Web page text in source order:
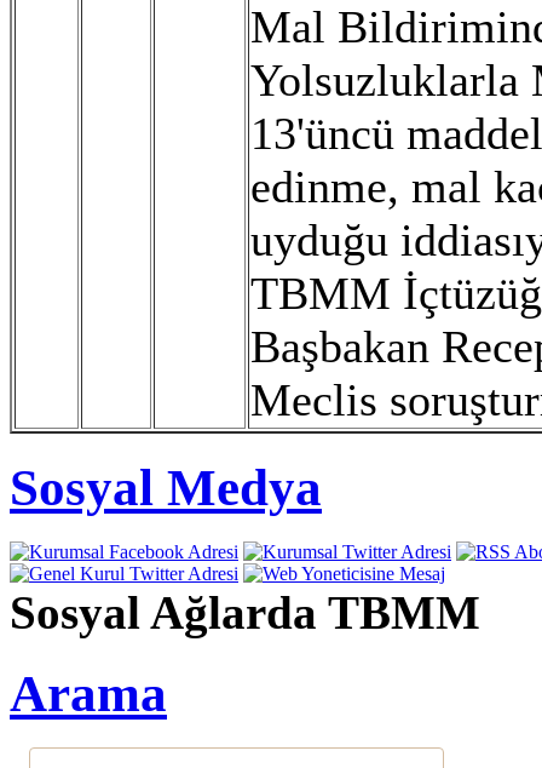
Mal
Yolsuzluklarla
13'üncü
edinme, mal
uyduğu
TBMM
Başbakan
Meclis
Sosyal Medya
Sosyal Ağlarda TBMM
Arama